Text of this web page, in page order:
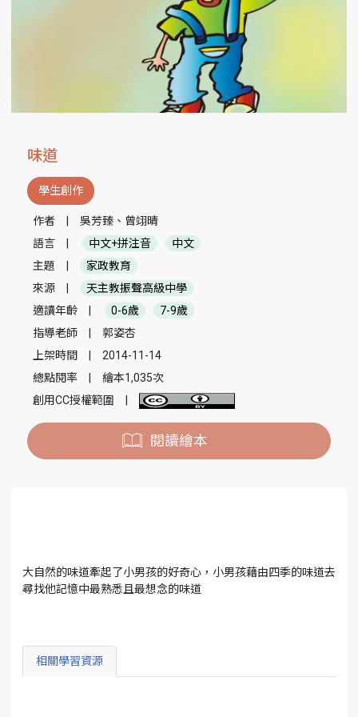
味道
學生創作
作者
吳芳臻、曾翊晴
語言
中文+拼注音
中文
主題
家政教育
來源
天主教振聲高級中學
適讀年齡
0-6歲
7-9歲
指導老師
郭姿杏
上架時間
2014-11-14
總點閱率
繪本1,035次
創用CC授權範圍
閱讀繪本
大自然的味道牽起了小男孩的好奇心，小男孩藉由四季的味道去
尋找他記憶中最熟悉且最想念的味道
相關學習資源